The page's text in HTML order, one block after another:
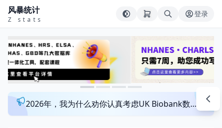
风暴统计
Z stats
登录
2026年，我为什么劝你认真考虑UK Biobank数据库？来看看这个一对一指导发文班